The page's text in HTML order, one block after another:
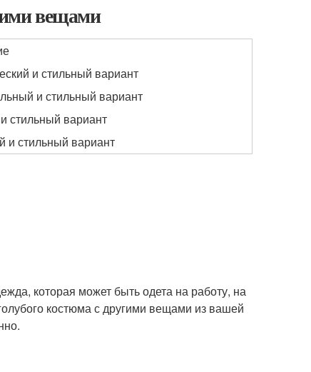
вещами
и стильный вариант
и стильный вариант
стильный вариант
и стильный вариант
которая может быть одета на работу, на
костюма с другими вещами из вашей